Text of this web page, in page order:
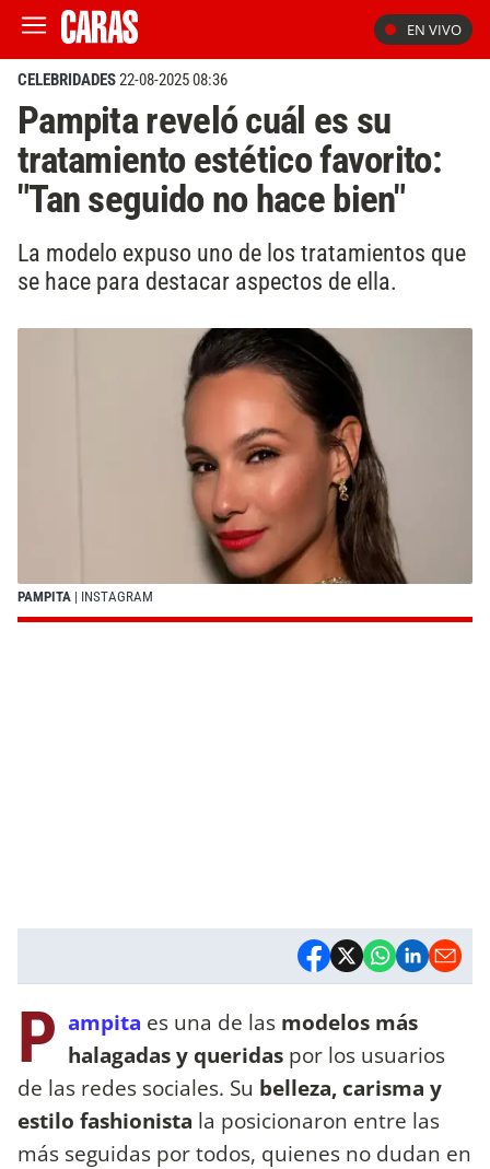
EN VIVO
CELEBRIDADES22-08-2025 08:36
Pampita reveló cuál es su
tratamiento estético favorito:
"Tan seguido no hace bien"
La modelo expuso uno de los tratamientos que
se hace para destacar aspectos de ella.
PAMPITA | INSTAGRAM
P ampita es una de las modelos más
halagadas y queridas por los usuarios
de las redes sociales. Su belleza, carisma y
estilo fashionista la posicionaron entre las
más seguidas por todos, quienes no dudan en